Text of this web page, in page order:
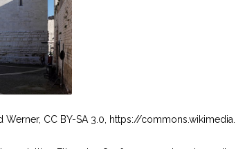
Werner, CC BY-SA 3.0, https://